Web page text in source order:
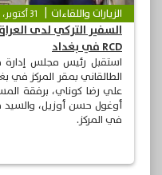
الزيارات واللقاءات 31 أكتوبر، 2022
السفير التركي لدى
RCD في بغداد
الطالقاني بمقر المركز في
علي رضا كوناي، برفقة
أوغول حسن أوزيل، والسيد
في المركز.